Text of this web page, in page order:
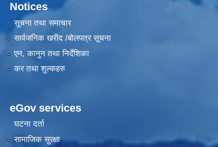
Notices
सूचना तथा समाचार
सार्वजनिक खरीद /बोलपत्र सूचना
एन, कानुन तथा निर्देशिका
कर तथा शुल्कहरु
eGov services
घटना दर्ता
सामाजिक सुरक्षा